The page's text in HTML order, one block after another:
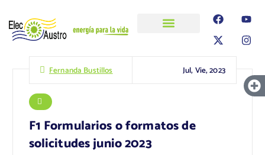
Fernanda Bustillos Jul, Vie, 2023
F1 Formularios o formatos de
solicitudes junio 2023